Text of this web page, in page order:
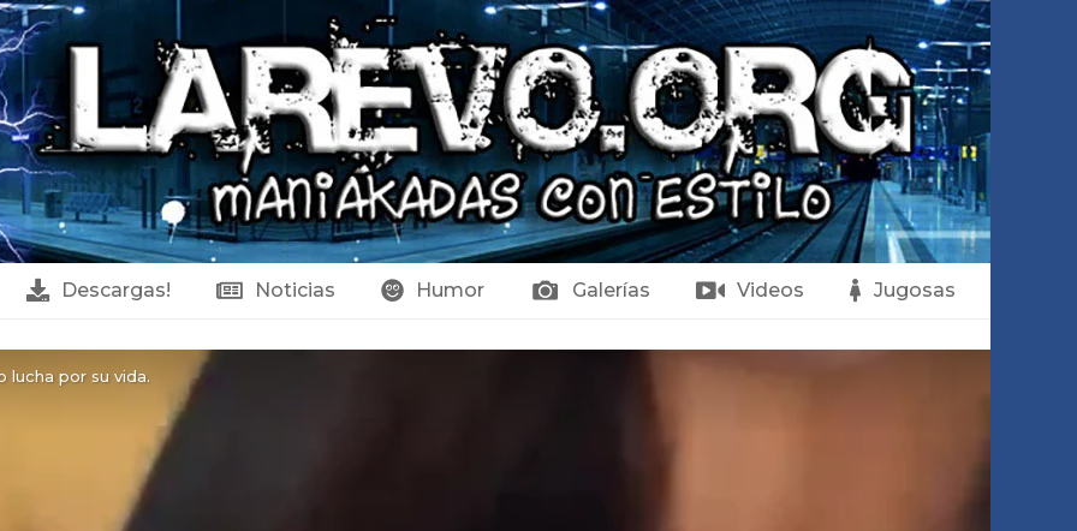
Descargas! Noticias Humor Galerías Videos Jugosas
lucha por su vida.